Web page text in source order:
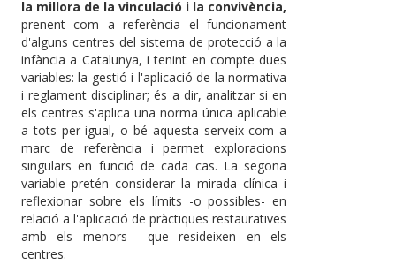
la millora de la vinculació i la convivència,
prenent com a referència el funcionament
d'alguns centres del sistema de protecció a la
infància a Catalunya, i tenint en compte dues
variables: la gestió i l'aplicació de la normativa
i reglament disciplinar; és a dir, analitzar si en
els centres s'aplica una norma única aplicable
a tots per igual, o bé aquesta serveix com a
marc de referència i permet exploracions
singulars en funció de cada cas. La segona
variable pretén considerar la mirada clínica i
reflexionar sobre els límits -o possibles- en
relació a l'aplicació de pràctiques restauratives
amb els menors que resideixen en els
centres.